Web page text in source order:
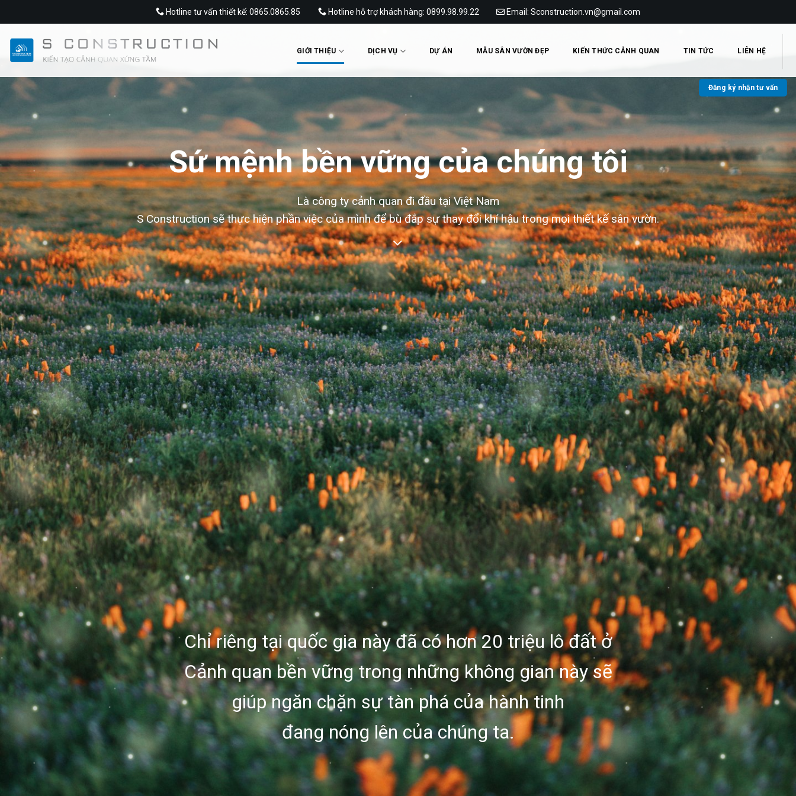
to
content
Hotline tư vấn thiết kế: 0865.0865.85 Hotline hỗ trợ khách hàng: 0899.98.99.22 Email: Sconstruction.vn@gmail.com
GIỚI THIỆU DỊCH VỤ DỰ ÁN MẪU SÂN VƯỜN ĐẸP KIẾN THỨC CẢNH QUAN TIN TỨC LIÊN HỆ
Đăng ký nhận tư vấn
Sứ mệnh bền vững của chúng tôi
Là công ty cảnh quan đi đầu tại Việt Nam
S Construction sẽ thực hiện phần việc của mình để bù đắp sự thay đổi khí hậu trong mọi thiết kế sân vườn.
Chỉ riêng tại quốc gia này đã có hơn 20 triệu lô đất ở
Cảnh quan bền vững trong những không gian này sẽ
giúp ngăn chặn sự tàn phá của hành tinh
đang nóng lên của chúng ta.